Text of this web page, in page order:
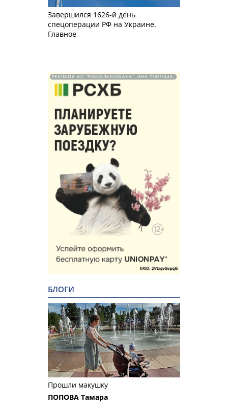
Завершился 1626-й день
спецоперации РФ на Украине.
Главное
РЕКЛАМА АО "РОССЕЛЬХОЗБАНК". ИНН 772511448.
БЛОГИ
Прошли макушку
ПОПОВА Тамара